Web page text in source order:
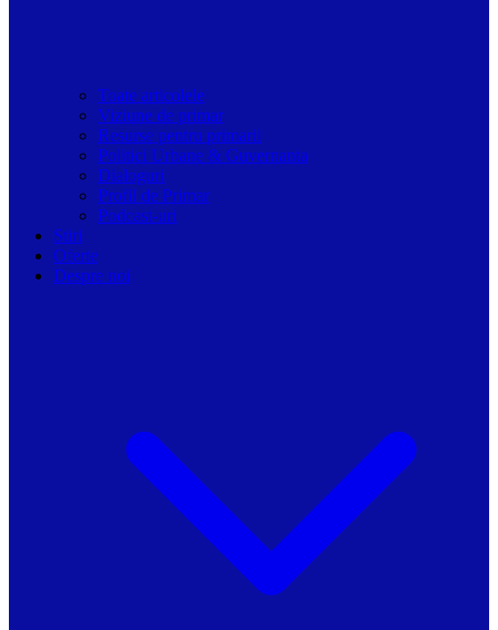
Toate articolele
Viziune de primar
Resurse pentru primarii
Politici Urbane & Guvernanta
Dialoguri
Profil de Primar
Podcast-uri
Stiri
Oferte
Despre noi